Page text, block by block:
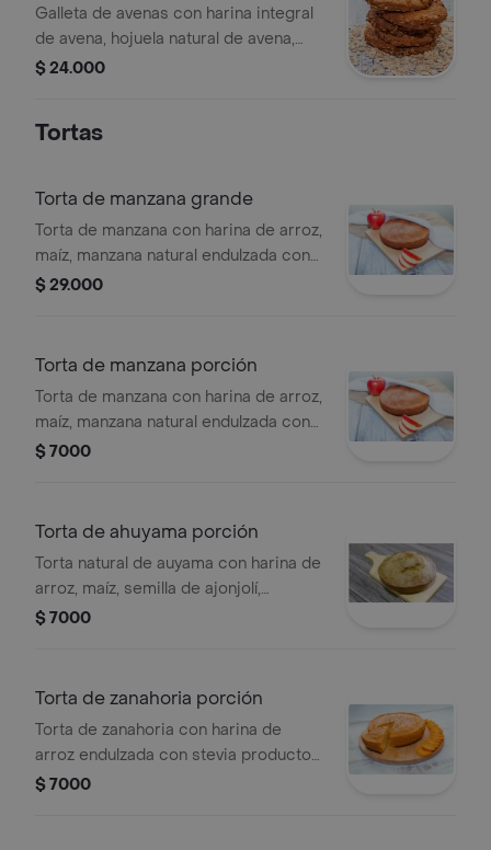
Galleta de avenas con harina integral
de avena, hojuela natural de avena,
baja en dulce, sin gluten, 5 unidades.
$ 24.000
Tortas
Torta de manzana grande
Torta de manzana con harina de arroz,
maíz, manzana natural endulzada con
stevia, producto vegano, porción
$ 29.000
Torta de manzana porción
Torta de manzana con harina de arroz,
maíz, manzana natural endulzada con
stevia, producto vegano, porción
$ 7000
Torta de ahuyama porción
Torta natural de auyama con harina de
arroz, maíz, semilla de ajonjolí,
endulzada con stevia, porción
$ 7000
Torta de zanahoria porción
Torta de zanahoria con harina de
arroz endulzada con stevia producto
vegano, porción personal.
$ 7000